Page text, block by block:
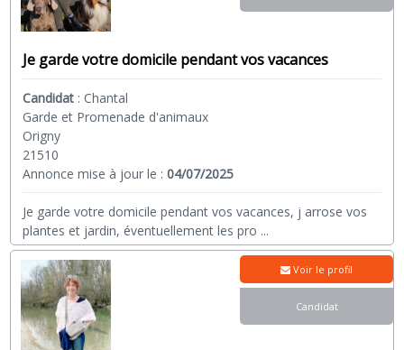
Je garde votre domicile pendant vos vacances
Candidat : Chantal
Garde et Promenade d'animaux
Origny
21510
Annonce mise à jour le :04/07/2025
Je garde votre domicile pendant vos vacances, j arrose vos
plantes et jardin, éventuellement les pro ...
Voir le profil
Candidat